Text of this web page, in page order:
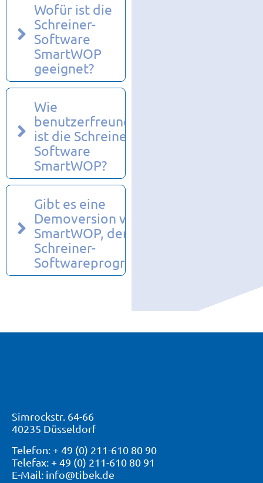
Wofür ist die
Schreiner-
Software
SmartWOP
geeignet?
Wie
benutzerfreundlich
ist die Schreiner-
Software
SmartWOP?
Gibt es eine
Demoversion von
SmartWOP, dem
Schreiner-
Softwareprogramm?
Simrockstr. 64-66
40235 Düsseldorf
Telefon: + 49 (0) 211-610 80 90
Telefax: + 49 (0) 211-610 80 91
E-Mail: info@tibek.de